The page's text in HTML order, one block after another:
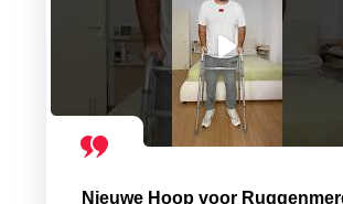
Nieuwe Hoop voor